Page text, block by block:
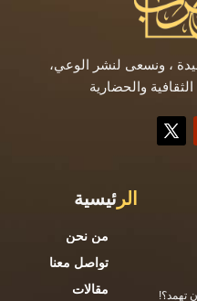
تهمد؟!
الر ئيسية
من نحن
تواصل معنا
مقالات
، ونسعى لنشر الوعي،
والحضارية